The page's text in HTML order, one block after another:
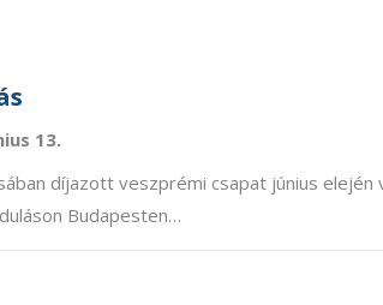
13.
díjazott veszprémi csapat június elején
Budapesten…